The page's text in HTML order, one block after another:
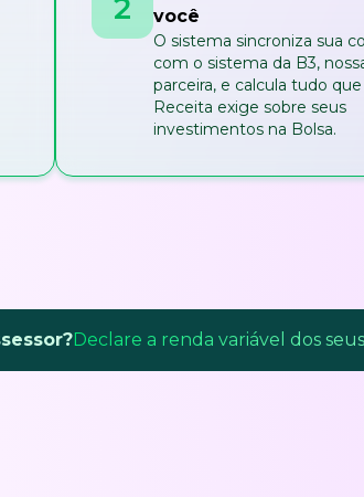
2
você
O sistema sincroniza sua
com o sistema da B3,
parceira, e calcula tudo que
Receita exige sobre seus
investimentos na Bolsa.
Declare a renda variável dos